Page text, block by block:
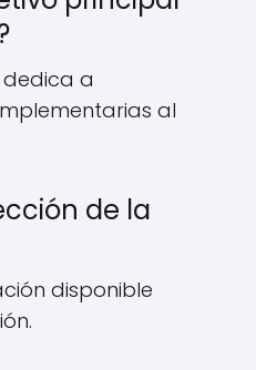
dedica a
al
de la
disponible